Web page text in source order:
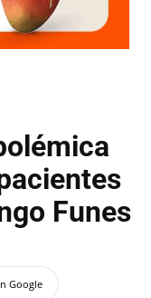
Funes
Google